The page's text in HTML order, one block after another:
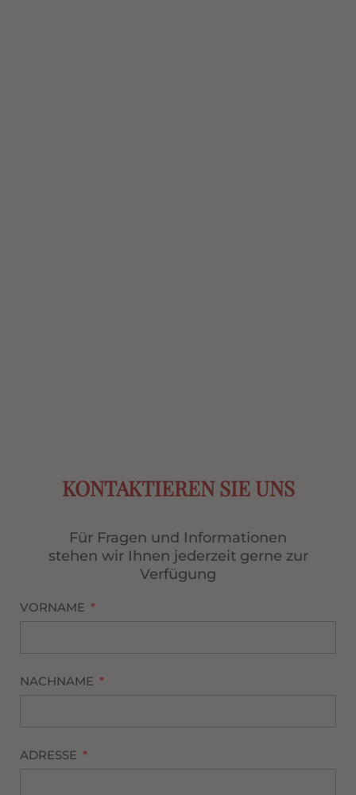
KONTAKTIEREN SIE UNS
Für Fragen und Informationen
stehen wir Ihnen jederzeit gerne zur
Verfügung
VORNAME
NACHNAME
ADRESSE